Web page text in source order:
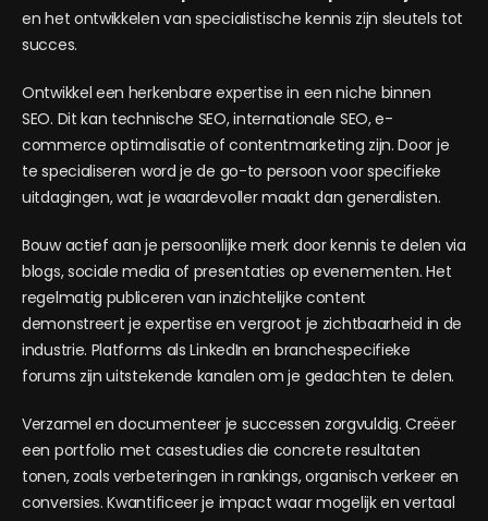
en het ontwikkelen van specialistische kennis zijn sleutels tot
succes.
Ontwikkel een herkenbare expertise in een niche binnen
SEO. Dit kan technische SEO, internationale SEO, e-
commerce optimalisatie of contentmarketing zijn. Door je
te specialiseren word je de go-to persoon voor specifieke
uitdagingen, wat je waardevoller maakt dan generalisten.
Bouw actief aan je persoonlijke merk door kennis te delen via
blogs, sociale media of presentaties op evenementen. Het
regelmatig publiceren van inzichtelijke content
demonstreert je expertise en vergroot je zichtbaarheid in de
industrie. Platforms als LinkedIn en branchespecifieke
forums zijn uitstekende kanalen om je gedachten te delen.
Verzamel en documenteer je successen zorgvuldig. Creëer
een portfolio met casestudies die concrete resultaten
tonen, zoals verbeteringen in rankings, organisch verkeer en
conversies. Kwantificeer je impact waar mogelijk en vertaal